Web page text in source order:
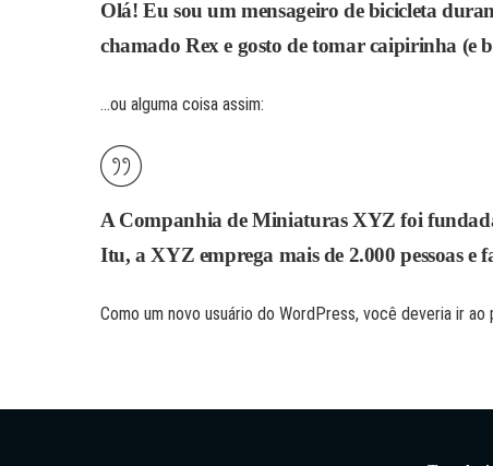
Olá! Eu sou um mensageiro de bicicleta
chamado Rex e gosto de tomar caipirinha (e
…ou alguma coisa assim:
A Companhia de Miniaturas XYZ foi
Itu, a XYZ emprega mais de 2.000 pessoas e
Como um novo usuário do WordPress, você deveria ir ao